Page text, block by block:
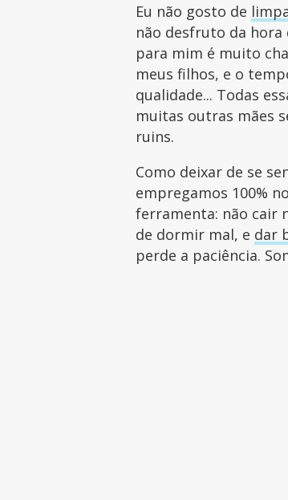
Eu não gosto de
não desfruto da
para mim é muito
meus filhos, e o
qualidade... Todas
muitas outras mães
ruins.
Como deixar de se
empregamos 100%
ferramenta: não cair
de dormir mal, e dar
perde a paciência.